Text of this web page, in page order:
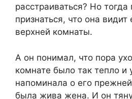
расстраиваться? Но
признаться, что она видит
верхней комнаты.
А он понимал, что пора
комнате было так тепло
напоминала о его
была жива жена. И он